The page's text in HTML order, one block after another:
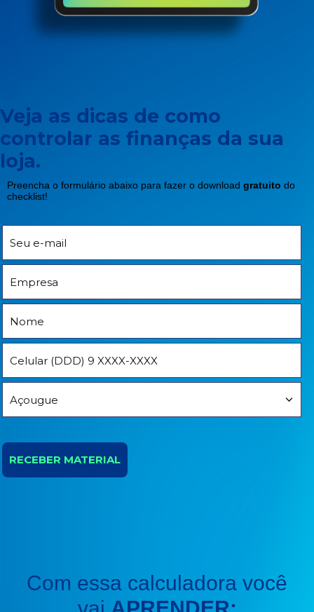
Veja as dicas de como
controlar as finanças da sua
loja.
Preencha o formulário abaixo para fazer o download gratuito do
checklist!
RECEBER MATERIAL
Com essa calculadora você